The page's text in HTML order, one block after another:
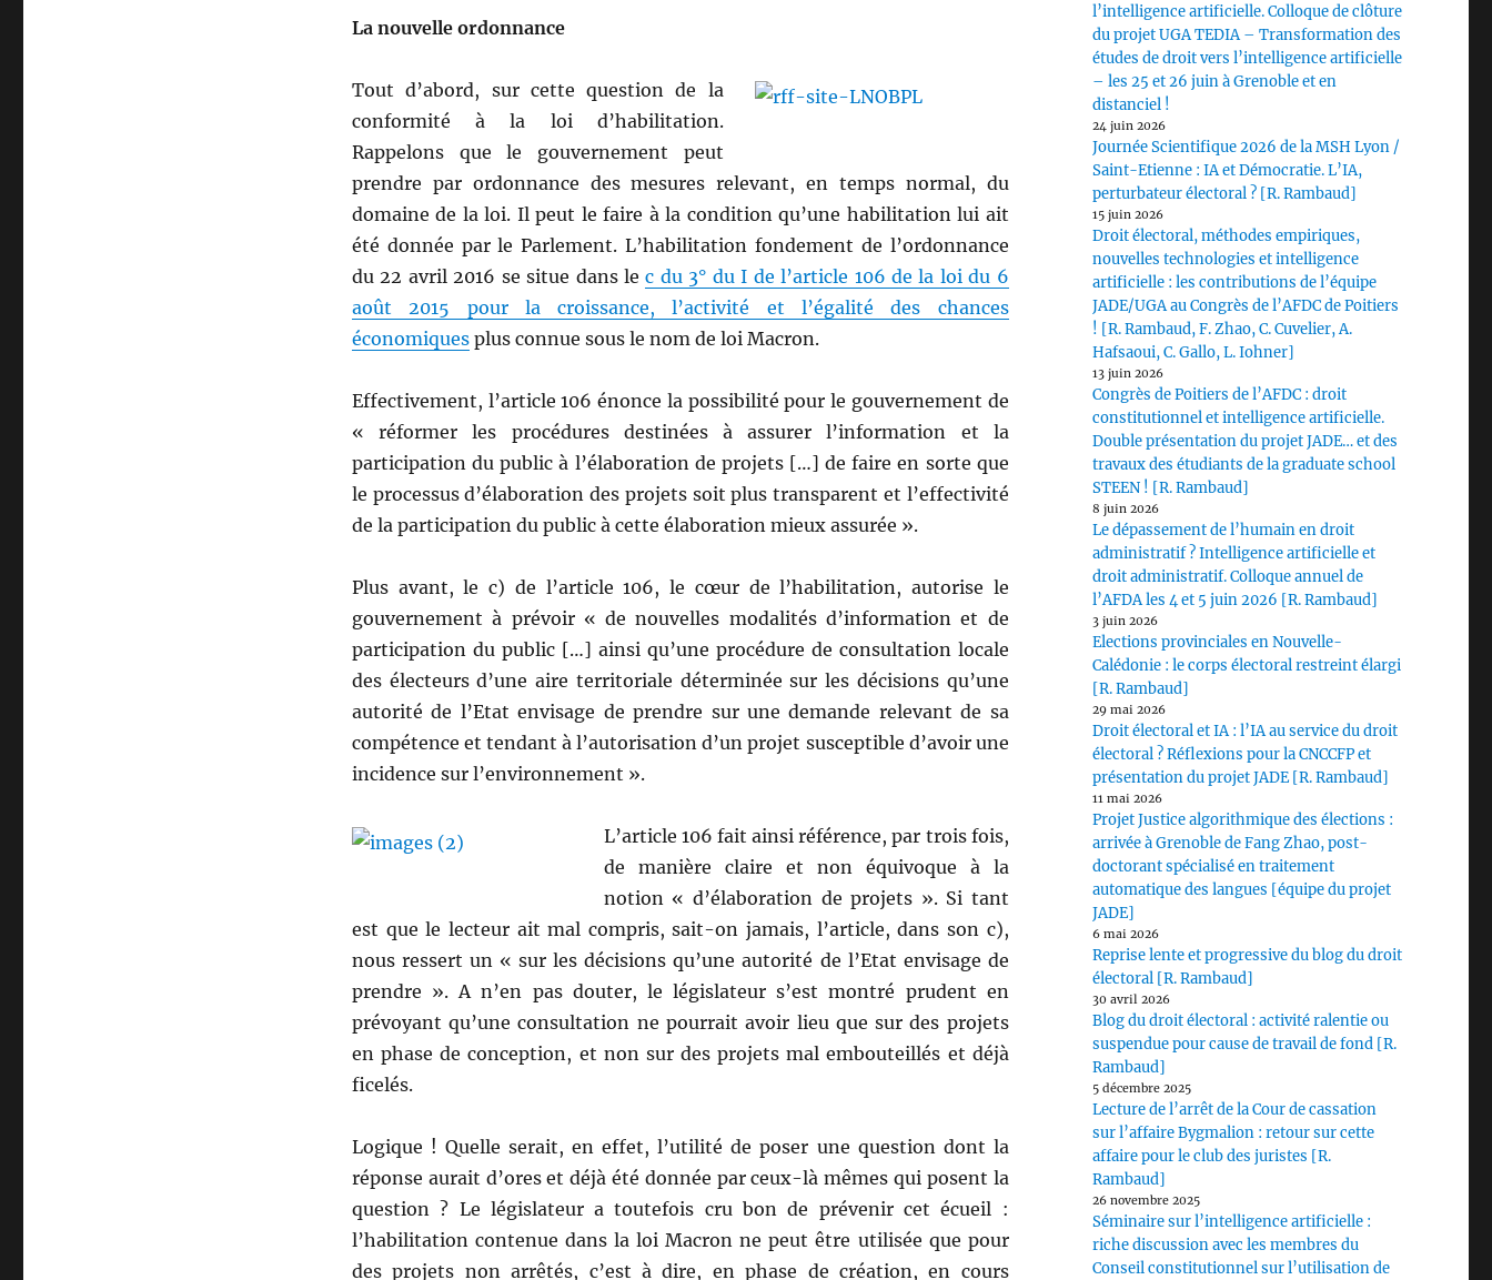
La nouvelle ordonnance
Tout d’abord, sur cette question de la
conformité à la loi d’habilitation.
Rappelons que le gouvernement peut
prendre par ordonnance des mesures relevant, en temps normal, du
domaine de la loi. Il peut le faire à la condition qu’une habilitation lui ait
été donnée par le Parlement. L’habilitation fondement de l’ordonnance
du 22 avril 2016 se situe dans lec du 3° du I de l’article 106 de la loi du 6
août 2015 pour la croissance, l’activité et l’égalité des chances
économiquesplus connue sous le nom de loi Macron.
Effectivement, l’article 106 énonce la possibilité pour le gouvernement de
« réformer les procédures destinées à assurer l’information et la
participation du public à l’élaboration de projets […] de faire en sorte que
le processus d’élaboration des projets soit plus transparent et l’effectivité
de la participation du public à cette élaboration mieux assurée ».
Plus avant, le c) de l’article 106, le cœur de l’habilitation, autorise le
gouvernement à prévoir « de nouvelles modalités d’information et de
participation du public […] ainsi qu’une procédure de consultation locale
des électeurs d’une aire territoriale déterminée sur les décisions qu’une
autorité de l’Etat envisage de prendre sur une demande relevant de sa
compétence et tendant à l’autorisation d’un projet susceptible d’avoir une
incidence sur l’environnement ».
L’article 106 fait ainsi référence, par trois fois,
de manière claire et non équivoque à la
notion « d’élaboration de projets ». Si tant
est que le lecteur ait mal compris, sait-on jamais, l’article, dans son c),
nous ressert un « sur les décisions qu’une autorité de l’Etat envisage de
prendre ». A n’en pas douter, le législateur s’est montré prudent en
prévoyant qu’une consultation ne pourrait avoir lieu que sur des projets
en phase de conception, et non sur des projets mal embouteillés et déjà
ficelés.
Logique ! Quelle serait, en effet, l’utilité de poser une question dont la
réponse aurait d’ores et déjà été donnée par ceux-là mêmes qui posent la
question ? Le législateur a toutefois cru bon de prévenir cet écueil :
l’habilitation contenue dans la loi Macron ne peut être utilisée que pour
des projets non arrêtés, c’est à dire, en phase de création, en cours
l’intelligence artificielle. Colloque de clôture
du projet UGA TEDIA – Transformation des
études de droit vers l’intelligence artificielle
– les 25 et 26 juin à Grenoble et en
distanciel !
24 juin 2026
Journée Scientifique 2026 de la MSH Lyon /
Saint-Etienne : IA et Démocratie. L’IA,
perturbateur électoral ? [R. Rambaud]
15 juin 2026
Droit électoral, méthodes empiriques,
nouvelles technologies et intelligence
artificielle : les contributions de l’équipe
JADE/UGA au Congrès de l’AFDC de Poitiers
! [R. Rambaud, F. Zhao, C. Cuvelier, A.
Hafsaoui, C. Gallo, L. Iohner]
13 juin 2026
Congrès de Poitiers de l’AFDC : droit
constitutionnel et intelligence artificielle.
Double présentation du projet JADE… et des
travaux des étudiants de la graduate school
STEEN ! [R. Rambaud]
8 juin 2026
Le dépassement de l’humain en droit
administratif ? Intelligence artificielle et
droit administratif. Colloque annuel de
l’AFDA les 4 et 5 juin 2026 [R. Rambaud]
3 juin 2026
Elections provinciales en Nouvelle-
Calédonie : le corps électoral restreint élargi
[R. Rambaud]
29 mai 2026
Droit électoral et IA : l’IA au service du droit
électoral ? Réflexions pour la CNCCFP et
présentation du projet JADE [R. Rambaud]
11 mai 2026
Projet Justice algorithmique des élections :
arrivée à Grenoble de Fang Zhao, post-
doctorant spécialisé en traitement
automatique des langues [équipe du projet
JADE]
6 mai 2026
Reprise lente et progressive du blog du droit
électoral [R. Rambaud]
30 avril 2026
Blog du droit électoral : activité ralentie ou
suspendue pour cause de travail de fond [R.
Rambaud]
5 décembre 2025
Lecture de l’arrêt de la Cour de cassation
sur l’affaire Bygmalion : retour sur cette
affaire pour le club des juristes [R.
Rambaud]
26 novembre 2025
Séminaire sur l’intelligence artificielle :
riche discussion avec les membres du
Conseil constitutionnel sur l’utilisation de